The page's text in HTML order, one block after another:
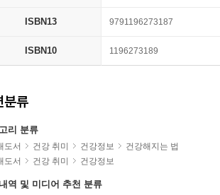
ISBN13 9791196273187
ISBN10 1196273189
분류
리 분류
도서 건강 취미 건강정보
건강해지는 법
도서
건강 취미 건강정보
역 및 미디어 추천 분류